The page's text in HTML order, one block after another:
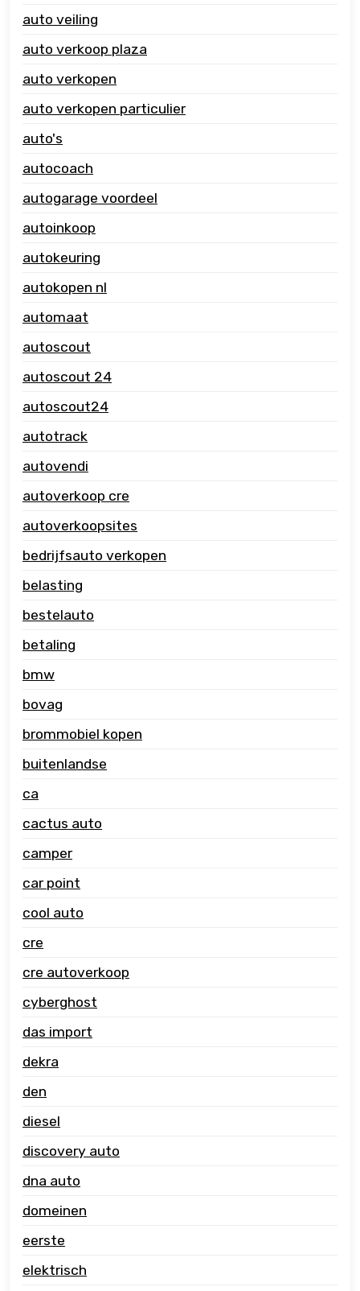
auto veiling
auto verkoop plaza
auto verkopen
auto verkopen particulier
auto's
autocoach
autogarage voordeel
autoinkoop
autokeuring
autokopen nl
automaat
autoscout
autoscout 24
autoscout24
autotrack
autovendi
autoverkoop cre
autoverkoopsites
bedrijfsauto verkopen
belasting
bestelauto
betaling
bmw
bovag
brommobiel kopen
buitenlandse
ca
cactus auto
camper
car point
cool auto
cre
cre autoverkoop
cyberghost
das import
dekra
den
diesel
discovery auto
dna auto
domeinen
eerste
elektrisch